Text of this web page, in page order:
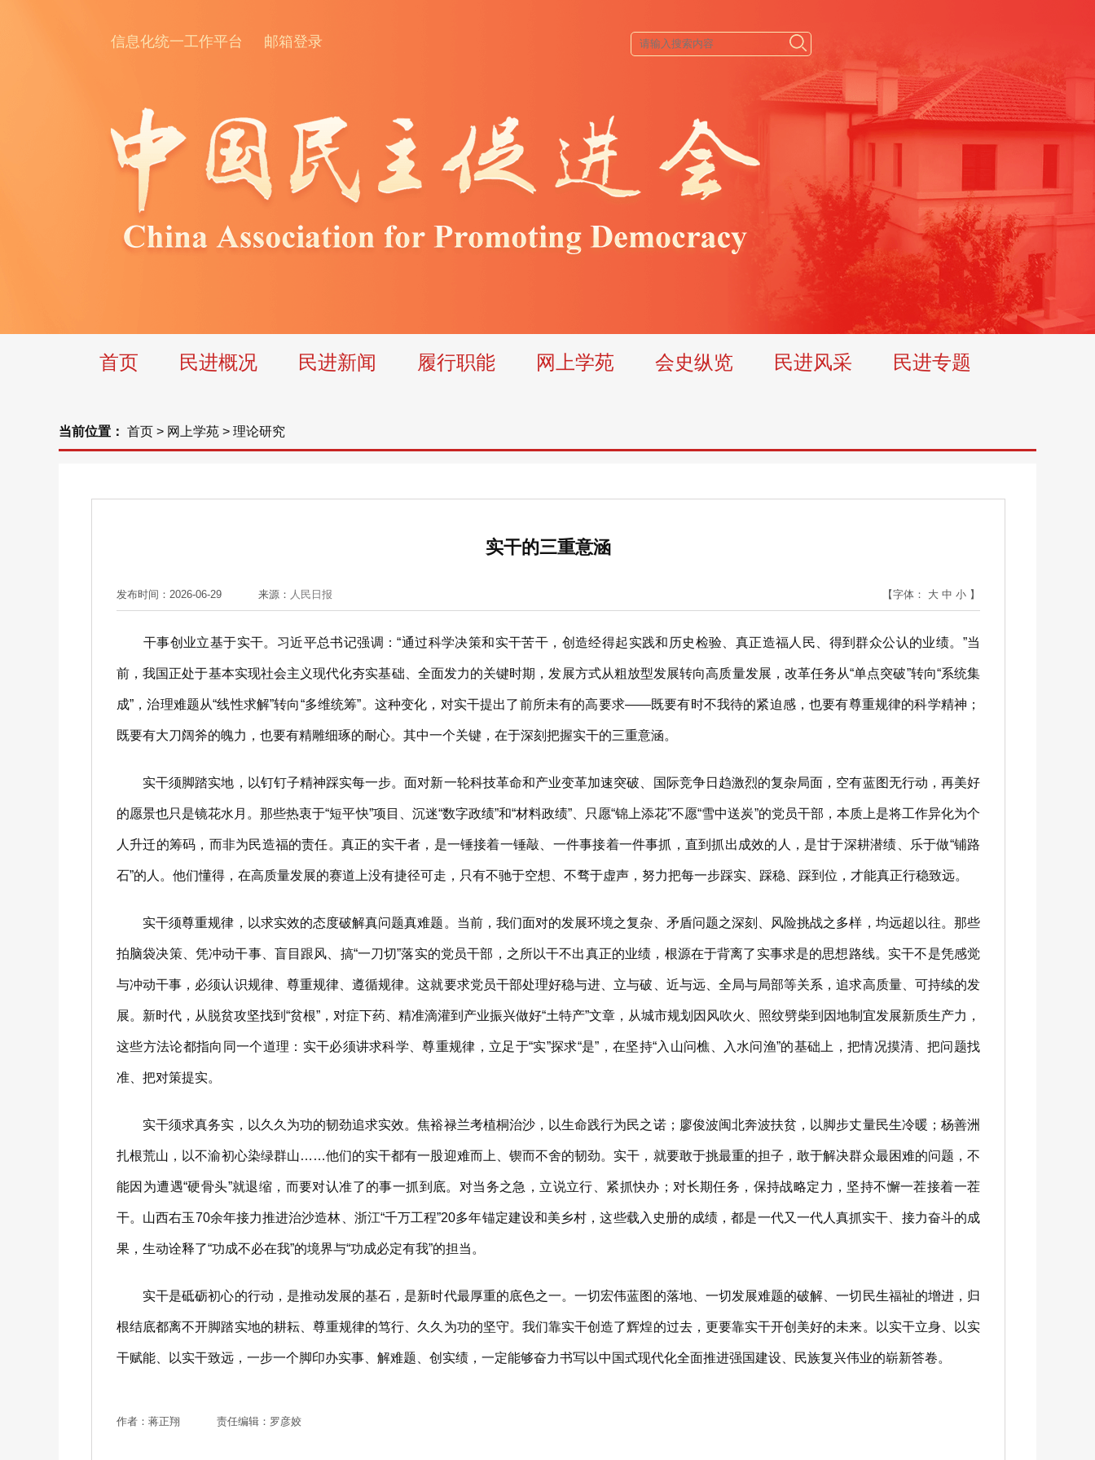
信息化统一工作平台 邮箱登录
首页 民进概况 民进新闻 履行职能 网上学苑 会史纵览 民进风采 民进专题
当前位置： 首页 > 网上学苑 > 理论研究
实干的三重意涵
发布时间：2026-06-29 来源： 人民日报 【字体： 大 中 小 】
干事创业立基于实干。习近平总书记强调：“通过科学决策和实干苦干，创造经得起实践和历史检验、真正造福人民、得到群众公认的业绩。”当
前，我国正处于基本实现社会主义现代化夯实基础、全面发力的关键时期，发展方式从粗放型发展转向高质量发展，改革任务从“单点突破”转向“系统集
成”，治理难题从“线性求解”转向“多维统筹”。这种变化，对实干提出了前所未有的高要求——既要有时不我待的紧迫感，也要有尊重规律的科学精神；
既要有大刀阔斧的魄力，也要有精雕细琢的耐心。其中一个关键，在于深刻把握实干的三重意涵。
实干须脚踏实地，以钉钉子精神踩实每一步。面对新一轮科技革命和产业变革加速突破、国际竞争日趋激烈的复杂局面，空有蓝图无行动，再美好
的愿景也只是镜花水月。那些热衷于“短平快”项目、沉迷“数字政绩”和“材料政绩”、只愿“锦上添花”不愿“雪中送炭”的党员干部，本质上是将工作异化为个
人升迁的筹码，而非为民造福的责任。真正的实干者，是一锤接着一锤敲、一件事接着一件事抓，直到抓出成效的人，是甘于深耕潜绩、乐于做“铺路
石”的人。他们懂得，在高质量发展的赛道上没有捷径可走，只有不驰于空想、不骛于虚声，努力把每一步踩实、踩稳、踩到位，才能真正行稳致远。
实干须尊重规律，以求实效的态度破解真问题真难题。当前，我们面对的发展环境之复杂、矛盾问题之深刻、风险挑战之多样，均远超以往。那些
拍脑袋决策、凭冲动干事、盲目跟风、搞“一刀切”落实的党员干部，之所以干不出真正的业绩，根源在于背离了实事求是的思想路线。实干不是凭感觉
与冲动干事，必须认识规律、尊重规律、遵循规律。这就要求党员干部处理好稳与进、立与破、近与远、全局与局部等关系，追求高质量、可持续的发
展。新时代，从脱贫攻坚找到“贫根”，对症下药、精准滴灌到产业振兴做好“土特产”文章，从城市规划因风吹火、照纹劈柴到因地制宜发展新质生产力，
这些方法论都指向同一个道理：实干必须讲求科学、尊重规律，立足于“实”探求“是”，在坚持“入山问樵、入水问渔”的基础上，把情况摸清、把问题找
准、把对策提实。
实干须求真务实，以久久为功的韧劲追求实效。焦裕禄兰考植桐治沙，以生命践行为民之诺；廖俊波闽北奔波扶贫，以脚步丈量民生冷暖；杨善洲
扎根荒山，以不渝初心染绿群山……他们的实干都有一股迎难而上、锲而不舍的韧劲。实干，就要敢于挑最重的担子，敢于解决群众最困难的问题，不
能因为遭遇“硬骨头”就退缩，而要对认准了的事一抓到底。对当务之急，立说立行、紧抓快办；对长期任务，保持战略定力，坚持不懈一茬接着一茬
干。山西右玉70余年接力推进治沙造林、浙江“千万工程”20多年锚定建设和美乡村，这些载入史册的成绩，都是一代又一代人真抓实干、接力奋斗的成
果，生动诠释了“功成不必在我”的境界与“功成必定有我”的担当。
实干是砥砺初心的行动，是推动发展的基石，是新时代最厚重的底色之一。一切宏伟蓝图的落地、一切发展难题的破解、一切民生福祉的增进，归
根结底都离不开脚踏实地的耕耘、尊重规律的笃行、久久为功的坚守。我们靠实干创造了辉煌的过去，更要靠实干开创美好的未来。以实干立身、以实
干赋能、以实干致远，一步一个脚印办实事、解难题、创实绩，一定能够奋力书写以中国式现代化全面推进强国建设、民族复兴伟业的崭新答卷。
作者：蒋正翔 责任编辑：罗彦姣